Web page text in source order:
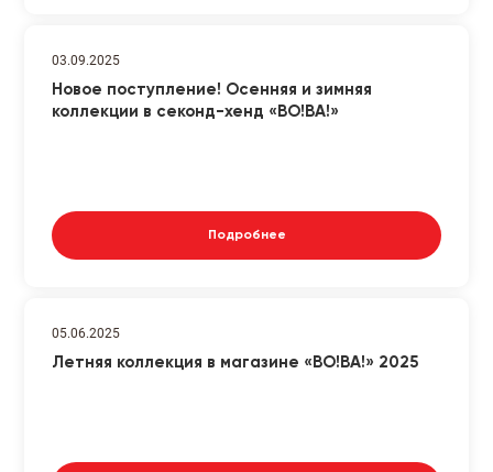
03.09.2025
Новое поступление! Осенняя и зимняя
коллекции в секонд-хенд «ВО!ВА!»
Подробнее
05.06.2025
Летняя коллекция в магазине «ВО!ВА!» 2025